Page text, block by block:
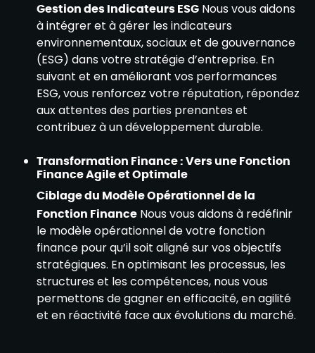
Gestion des Indicateurs ESG Nous vous aidons
à intégrer et à gérer les indicateurs
environnementaux, sociaux et de gouvernance
(ESG) dans votre stratégie d’entreprise. En
suivant et en améliorant vos performances
ESG, vous renforcez votre réputation, répondez
aux attentes des parties prenantes et
contribuez à un développement durable.
Transformation Finance : Vers une Fonction
Finance Agile et Optimale
Ciblage du Modèle Opérationnel de la
Fonction Finance Nous vous aidons à redéfinir
le modèle opérationnel de votre fonction
finance pour qu’il soit aligné sur vos objectifs
stratégiques. En optimisant les processus, les
structures et les compétences, nous vous
permettons de gagner en efficacité, en agilité
et en réactivité face aux évolutions du marché.